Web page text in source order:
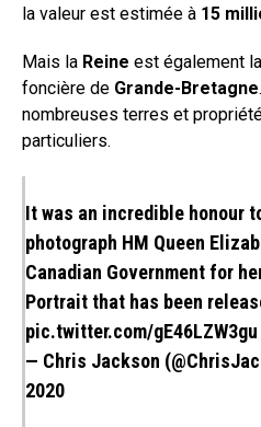
la valeur est estimée à 15
Mais la Reine est également la
foncière de Grande-Bretagne
nombreuses terres et
particuliers.
It was an incredible honour
photograph HM Queen
Canadian Government for
Portrait that has been
pic.twitter.com/gE46LZW3gu
— Chris Jackson
2020